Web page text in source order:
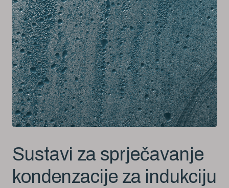
Sustavi za sprječavanje
kondenzacije za indukciju